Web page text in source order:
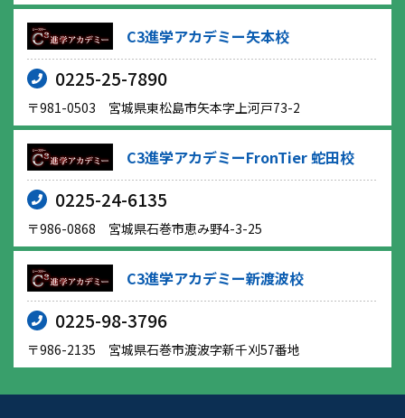
C3進学アカデミー矢本校
0225-25-7890
〒981-0503 宮城県東松島市矢本字上河戸73-2
C3進学アカデミーFronTier 蛇田校
0225-24-6135
〒986-0868 宮城県石巻市恵み野4-3-25
C3進学アカデミー新渡波校
0225-98-3796
〒986-2135 宮城県石巻市渡波字新千刈57番地